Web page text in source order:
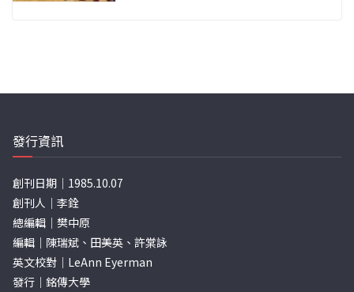
發行資訊
創刊日期｜1985.10.07
創刊人｜李銓
總編輯｜樊中原
編輯｜陳瑞斌、田美英、許棠詠
英文校對｜LeAnn Eyerman
發行｜銘傳大學